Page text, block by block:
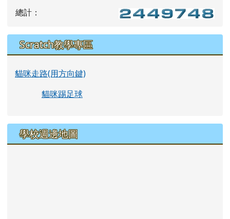
總計：
Scratch教學專區
貓咪走路(用方向鍵)
貓咪踢足球
學校週邊地圖